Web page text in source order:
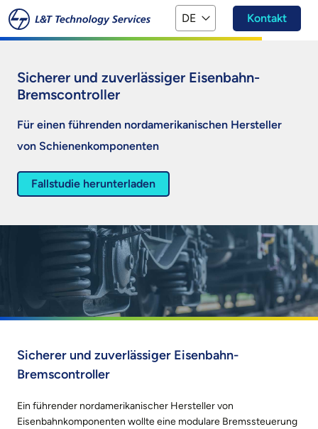
Zum Hauptinhalt springen
DE Kontakt
Sicherer und zuverlässiger Eisenbahn-
Bremscontroller
Für einen führenden nordamerikanischen Hersteller
von Schienenkomponenten
Fallstudie herunterladen
Sicherer und zuverlässiger Eisenbahn-
Bremscontroller
Ein führender nordamerikanischer Hersteller von
Eisenbahnkomponenten wollte eine modulare Bremssteuerung